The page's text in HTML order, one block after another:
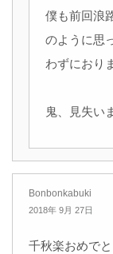
僕も前回浪
のように思
わずにおり
鬼、見失い
Bonbonkabuki
2018年 9月 27日
千秋楽おめで